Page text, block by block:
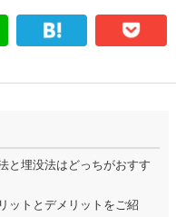
と埋没法はどっちがおすす
ットとデメリットをご紹